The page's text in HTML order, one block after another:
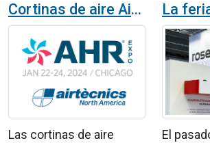
Cortinas de aire Airtècnics en la feria AHR Chicago 2024
Las cortinas de aire
El